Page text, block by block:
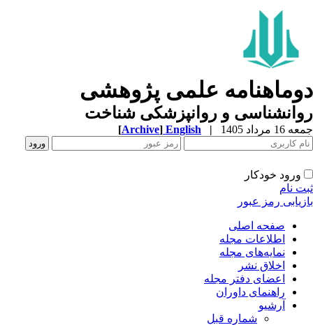
علمی پژوهشی
و روانپزشکی شناخت
مرداد 1405 |
English
[Archive]
ورود خودکار
نام
رمز عبور
صفحه اصلی
اطلاعات مجله
نمایه‌های مجله
اخلاق نشر
اعضای دفتر مجله
راهنمای داوران
آرشیو
شماره قبل